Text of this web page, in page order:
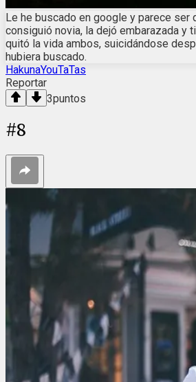
Le he buscado en google y parece ser
consiguió novia, la dejó embarazada y
quitó la vida ambos, suicidándose
hubiera buscado.
HakunaYouTaTas
Reportar
3puntos
#8